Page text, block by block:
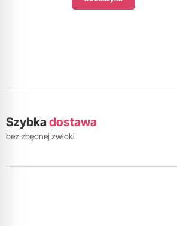
Szybkadostawa
bez zbędnej zwłoki